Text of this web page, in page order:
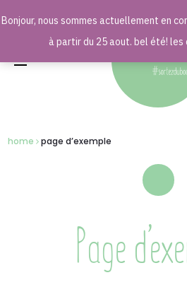
Page
home page d’exemple
Bonjour, nous sommes actuellement en
à partir du 25 aout. bel été! les